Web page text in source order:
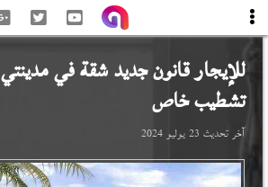
للإيجار قانون جديد شقة فيمدينتي
تشطيب خاص
آخر تحديث 23 يوليو 2024